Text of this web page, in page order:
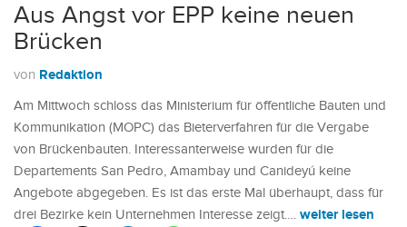
Aus Angst vor EPP keine neuen
Brücken
von Redaktion
Am Mittwoch schloss das Ministerium für öffentliche Bauten und
Kommunikation (MOPC) das Bieterverfahren für die Vergabe
von Brückenbauten. Interessanterweise wurden für die
Departements San Pedro, Amambay und Canideyú keine
Angebote abgegeben. Es ist das erste Mal überhaupt, dass für
drei Bezirke kein Unternehmen Interesse zeigt.… weiter lesen